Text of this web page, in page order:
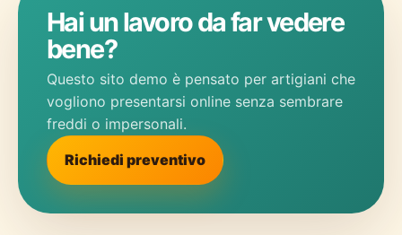
Hai un lavoro da far vedere
bene?
Questo sito demo è pensato per artigiani che
vogliono presentarsi online senza sembrare
freddi o impersonali.
Richiedi preventivo